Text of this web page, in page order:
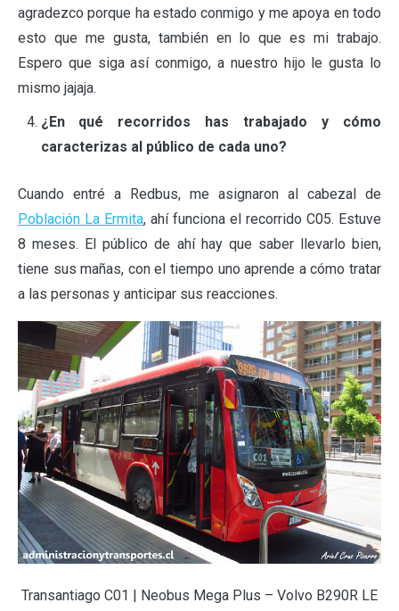
agradezco porque ha estado conmigo y me apoya en todo
esto que me gusta, también en lo que es mi trabajo.
Espero que siga así conmigo, a nuestro hijo le gusta lo
mismo jajaja.
¿En qué recorridos has trabajado y cómo
caracterizas al público de cada uno?
Cuando entré a Redbus, me asignaron al cabezal de
Población La Ermita, ahí funciona el recorrido C05. Estuve
8 meses. El público de ahí hay que saber llevarlo bien,
tiene sus mañas, con el tiempo uno aprende a cómo tratar
a las personas y anticipar sus reacciones.
Transantiago C01 | Neobus Mega Plus – Volvo B290R LE